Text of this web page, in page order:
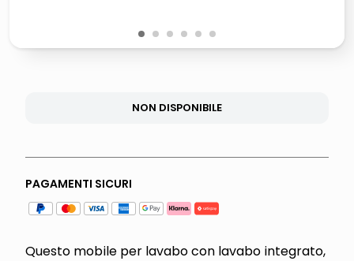
1 2 3 4 5 6
NON DISPONIBILE
PAGAMENTI SICURI
Questo mobile per lavabo con lavabo integrato,